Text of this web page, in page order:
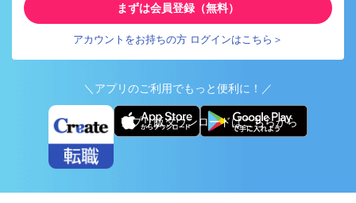
まずは会員登録（無料）
アカウントをお持ちの方 ログインはこちら＞
＼アプリのご利用でもっと便利に！／
アプリ版ダウンロードはこちらから